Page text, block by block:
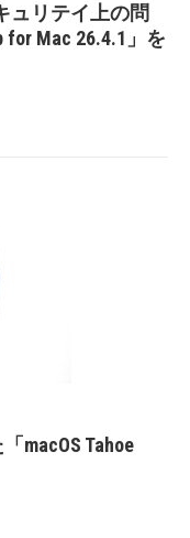
ュリテイ上の問
Mac 26.4.1」を
macOS Tahoe